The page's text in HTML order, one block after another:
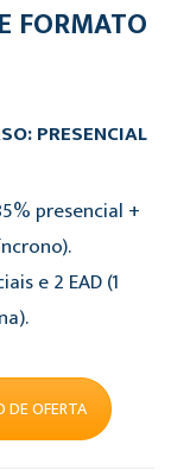
FORMATO
PRESENCIAL
presencial +
e 2 EAD (1
DE OFERTA